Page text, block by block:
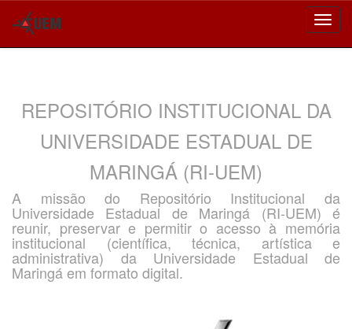
REPOSITÓRIO INSTITUCIONAL DA
UNIVERSIDADE ESTADUAL DE
MARINGÁ (RI-UEM)
A missão do Repositório Institucional da
Universidade Estadual de Maringá (RI-UEM) é
reunir, preservar e permitir o acesso à memória
institucional (científica, técnica, artística e
administrativa) da Universidade Estadual de
Maringá em formato digital.